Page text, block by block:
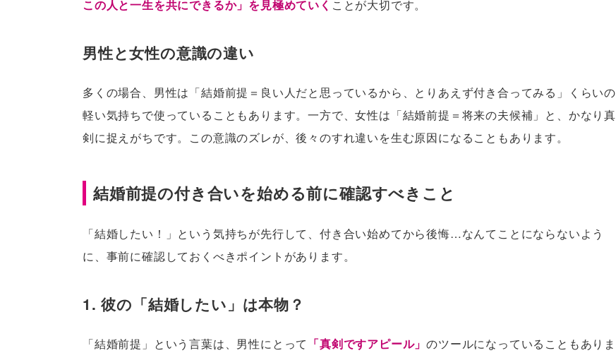
この人と一生を共にできるか」を見極めていく ことが大切です。
男性と女性の意識の違い
多くの場合、男性は「結婚前提＝良い人だと思っているから、とりあえず付き合ってみる」くらいの
軽い気持ちで使っていることもあります。一方で、女性は「結婚前提＝将来の夫候補」と、かなり真
剣に捉えがちです。この意識のズレが、後々のすれ違いを生む原因になることもあります。
結婚前提の付き合いを始める前に確認すべきこと
「結婚したい！」という気持ちが先行して、付き合い始めてから後悔…なんてことにならないよう
に、事前に確認しておくべきポイントがあります。
1. 彼の「結婚したい」は本物？
「結婚前提」という言葉は、男性にとって 「真剣ですアピール」のツールになっていることもありま